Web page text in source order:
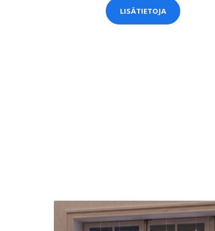
LISÄTIETOJA